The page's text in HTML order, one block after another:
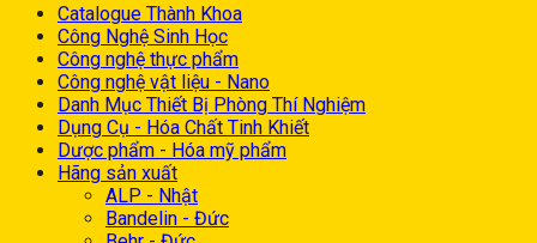
Catalogue Thành Khoa
Công Nghệ Sinh Học
Công nghệ thực phẩm
Công nghệ vật liệu - Nano
Danh Mục Thiết Bị Phòng Thí Nghiệm
Dụng Cụ - Hóa Chất Tinh Khiết
Dược phẩm - Hóa mỹ phẩm
Hãng sản xuất
ALP - Nhật
Bandelin - Đức